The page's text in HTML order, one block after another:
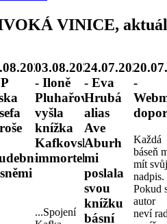
VINICE,
03.08.2026
- Iloně
Pluhařové
vyšla
knížka
Kafkovské
immortelly.
...Spojení
24.07.2026
- Eva
Hrubá
alias
Ave
Aburh
mi
poslala
svou
knížku
básní
-
Každá
báseň
mít
nadpis.
Pokud
autor
neví